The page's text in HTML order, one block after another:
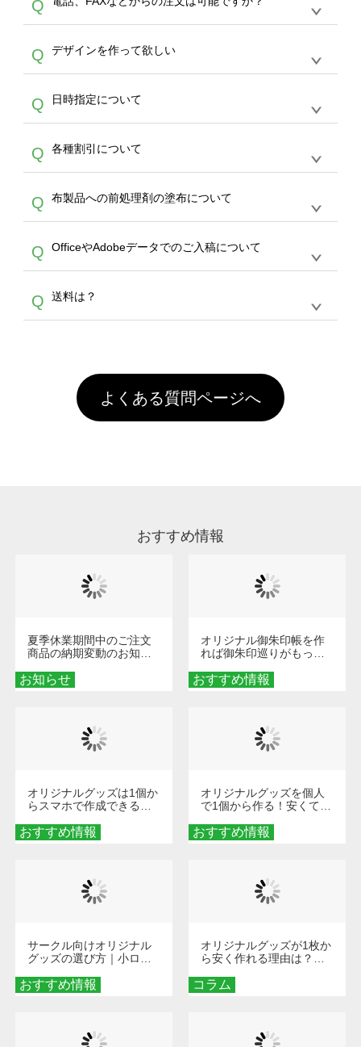
は、サポートが担当するエコバッグコンシェル
やタンブラーコンシェルをご利用ください。製
作する数量が多ければ多いほど、オンデマンド
サービスよりも低価格で製作することが可能で
す。
ドできるデータ形式は、JPG / PNG / AI / PSD /
PDF 形式になります。データの最大サイズ
写真などもアップロード可能です。使用できな
い画像はエラーになります。（※ Illustratorか
らの直接入稿には対応していません。AIで保存
し、デザインツールからアップロードして下さ
い）
Q
A
文のみ受け付けております。30個以上のご製
作をお考えの方は、サポートが担当するエコバ
スをご利用頂ければ、電話やFAX、メールなど
でご注文が可能です。
Q デザインを作って欲しい
A
を作って欲しい。などの場合は、製作数量が
30個以上であれば、サポート担当が、デザイ
バッグコンシェル
サー
ビスをご利用ください。(※ 30個以下の場合
は、デザインツールをご利用ください)
Q 日時指定について
A
ん。発送後18時以降に配送業者・伝票番号を
メールでお知らせいたしますので、直接配送業
者にご連絡いただき調整をお願い致します。
Q 各種割引について
A
カート内で自動的に割引(最大50%)が適用され
ます。 【付与ポイント】購入金額の1％が1ポ
イントとして付与され、次回ご注文時に1ポイ
ント＝1円としてお使いいただけます。ポイン
トは発送完了の翌日に付与され、次回ご注文時
からご利用頂けます。ポイントの有効期限は一
年間です。【会員ランク】過去10カ月のご注
文回数により会員ランク割引(最大5%)が適用
頂いても、ログインがされていなければ、ラン
クにカウントがされません。
Q 布製品への前処理剤の塗布について
A
意点（前処理剤）】カラー生地（Tシャツのホ
ワイト、トートバッグのナチュラル、ホワイト
といって、プリントを定着させるための処理剤
を塗布しており、短納期・低価格で商品をお届
害な性質で、水洗いで落とすことが可能です。
お手数ですが、お客様ご自身にて着用前に落と
していただけますようお願いいたします。※1
通常注文・直送機能でのご注文に関わらず、前
Q OfficeやAdobeデータでのご入稿について
A
ません。いずれのデータも該当デザインのみ画
像(JPEG,PNG,GIF,PDF)に変換、またはAdobe
Q 送料は？
引」などによるお値引きで4,000円未満になる
場合は送料がかかりますので、ご注意くださ
い。
よくある質問ページへ
おすすめ情報
お知らせ
夏季休業期間中のご注文
商品の納期変動のお知ら
おすすめ情報
オリジナル御朱印帳を作
れば御朱印巡りがもっと
ダーメイドする魅力と選
び方
おすすめ情報
オリジナルグッズは1個か
らスマホで作成できる！
くなる巾着＆ポーチ活用
術
おすすめ情報
オリジナルグッズを個人
で1個から作る！安くて簡
秘訣
おすすめ情報
サークル向けオリジナル
グッズの選び方｜小ロッ
める秘訣
コラム
オリジナルグッズが1枚か
ら安く作れる理由は？オ
とメリットを解説